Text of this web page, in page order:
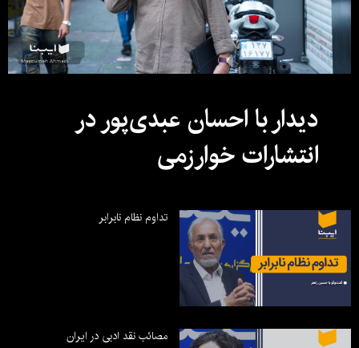
دیدار با احسان عبدی‌پور در
انتشارات خوارزمی
تداوم نظام نابرابر
مصائب نقد ادبی در ایران